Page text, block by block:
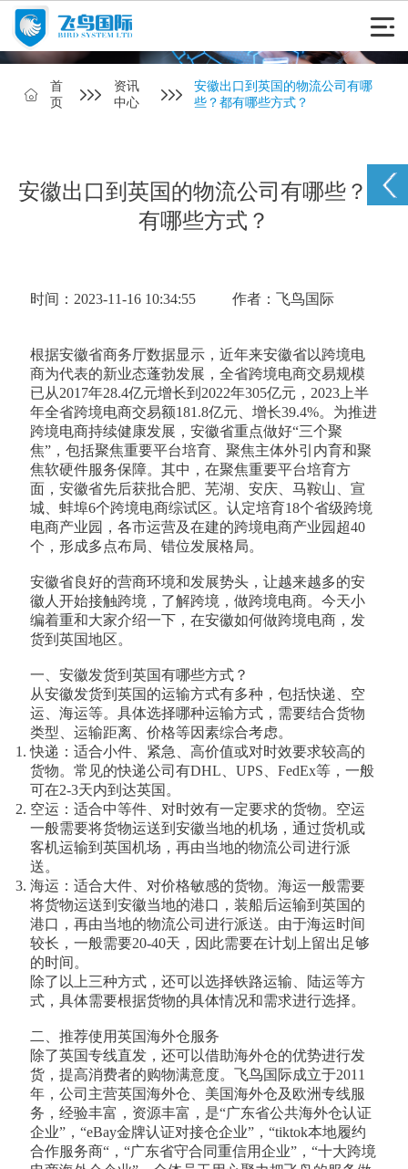
首
页
资讯
中心
安徽出口到英国的物流公司有哪
些？都有哪些方式？
安徽出口到英国的物流公司有哪些？都
有哪些方式？
时间：2023-11-16 10:34:55 作者：飞鸟国际
根据安徽省商务厅数据显示，近年来安徽省以跨境电
商为代表的新业态蓬勃发展，全省跨境电商交易规模
已从2017年28.4亿元增长到2022年305亿元，2023上半
年全省跨境电商交易额181.8亿元、增长39.4%。为推进
跨境电商持续健康发展，安徽省重点做好“三个聚
焦”，包括聚焦重要平台培育、聚焦主体外引内育和聚
焦软硬件服务保障。其中，在聚焦重要平台培育方
面，安徽省先后获批合肥、芜湖、安庆、马鞍山、宣
城、蚌埠6个跨境电商综试区。认定培育18个省级跨境
电商产业园，各市运营及在建的跨境电商产业园超40
个，形成多点布局、错位发展格局。
安徽省良好的营商环境和发展势头，让越来越多的安
徽人开始接触跨境，了解跨境，做跨境电商。今天小
编着重和大家介绍一下，在安徽如何做跨境电商，发
货到英国地区。
一、安徽发货到英国有哪些方式？
从安徽发货到英国的运输方式有多种，包括快递、空
运、海运等。具体选择哪种运输方式，需要结合货物
类型、运输距离、价格等因素综合考虑。
快递：适合小件、紧急、高价值或对时效要求较高的
货物。常见的快递公司有DHL、UPS、FedEx等，一般
可在2-3天内到达英国。
空运：适合中等件、对时效有一定要求的货物。空运
一般需要将货物运送到安徽当地的机场，通过货机或
客机运输到英国机场，再由当地的物流公司进行派
送。
海运：适合大件、对价格敏感的货物。海运一般需要
将货物运送到安徽当地的港口，装船后运输到英国的
港口，再由当地的物流公司进行派送。由于海运时间
较长，一般需要20-40天，因此需要在计划上留出足够
的时间。
除了以上三种方式，还可以选择铁路运输、陆运等方
式，具体需要根据货物的具体情况和需求进行选择。
二、推荐使用英国海外仓服务
除了英国专线直发，还可以借助海外仓的优势进行发
货，提高消费者的购物满意度。飞鸟国际成立于2011
年，公司主营英国海外仓、美国海外仓及欧洲专线服
务，经验丰富，资源丰富，是“广东省公共海外仓认证
企业”，“eBay金牌认证对接仓企业”，“tiktok本地履约
合作服务商“，“广东省守合同重信用企业”，“十大跨境